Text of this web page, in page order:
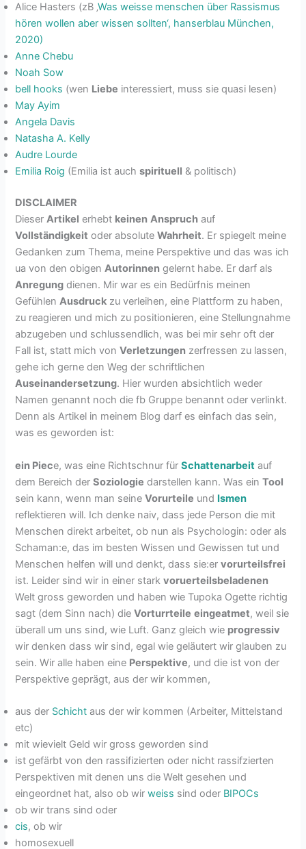
Alice Hasters (zB ‚Was weisse menschen über Rassismus
hören wollen aber wissen sollten‘, hanserblau München,
2020)
Anne Chebu
Noah Sow
bell hooks (wen Liebe interessiert, muss sie quasi lesen)
May Ayim
Angela Davis
Natasha A. Kelly
Audre Lourde
Emilia Roig (Emilia ist auchspirituell & politisch)
DISCLAIMER
DieserArtikel erhebt keinen Anspruch auf
Vollständigkeit oder absoluteWahrheit. Er spiegelt meine
Gedanken zum Thema, meine Perspektive und das was ich
ua von den obigenAutorinnen gelernt habe. Er darf als
Anregung dienen. Mir war es ein Bedürfnis meinen
GefühlenAusdruck zu verleihen, eine Plattform zu haben,
zu reagieren und mich zu positionieren, eine Stellungnahme
abzugeben und schlussendlich, was bei mir sehr oft der
Fall ist, statt mich vonVerletzungen zerfressen zu lassen,
gehe ich gerne den Weg der schriftlichen
Auseinandersetzung. Hier wurden absichtlich weder
Namen genannt noch die fb Gruppe benannt oder verlinkt.
Denn als Artikel in meinem Blog darf es einfach das sein,
was es geworden ist:
ein Piece, was eine Richtschnur fürSchattenarbeit auf
dem Bereich derSoziologie darstellen kann. Was einTool
sein kann, wenn man seineVorurteile und Ismen
reflektieren will. Ich denke naiv, dass jede Person die mit
Menschen direkt arbeitet, ob nun als Psychologin: oder als
Schaman:e, das im besten Wissen und Gewissen tut und
Menschen helfen will und denkt, dass sie:ervorurteilsfrei
ist. Leider sind wir in einer starkvoruerteilsbeladenen
Welt gross geworden und haben wie Tupoka Ogette richtig
sagt (dem Sinn nach) dieVorturrteile eingeatmet, weil sie
überall um uns sind, wie Luft. Ganz gleich wie progressiv
wir denken dass wir sind, egal wie geläutert wir glauben zu
sein. Wir alle haben eine Perspektive, und die ist von der
Perspektive geprägt, aus der wir kommen,
aus der Schicht aus der wir kommen (Arbeiter, Mittelstand
etc)
mit wievielt Geld wir gross geworden sind
ist gefärbt von den rassifizierten oder nicht rassifzierten
Perspektiven mit denen uns die Welt gesehen und
eingeordnet hat, also ob wirweiss sind oder BIPOCs
ob wir trans sind oder
cis, ob wir
homosexuell